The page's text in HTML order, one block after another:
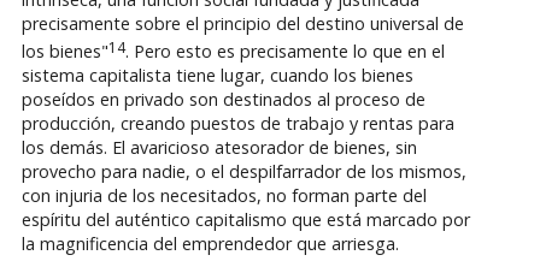
precisamente sobre el principio del destino universal de
los bienes"14. Pero esto es precisamente lo que en el
sistema capitalista tiene lugar, cuando los bienes
poseídos en privado son destinados al proceso de
producción, creando puestos de trabajo y rentas para
los demás. El avaricioso atesorador de bienes, sin
provecho para nadie, o el despilfarrador de los mismos,
con injuria de los necesitados, no forman parte del
espíritu del auténtico capitalismo que está marcado por
la magnificencia del emprendedor que arriesga.